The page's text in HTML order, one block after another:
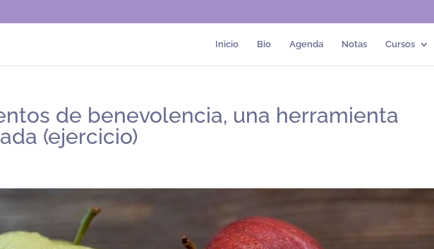
Inicio Bio Agenda Notas Cursos
de benevolencia, una herramienta
(ejercicio)